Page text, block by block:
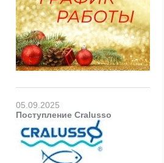
05.09.2025
Поступление Cralusso